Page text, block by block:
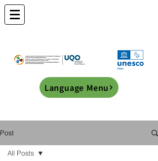
Language Menu
Post
All Posts